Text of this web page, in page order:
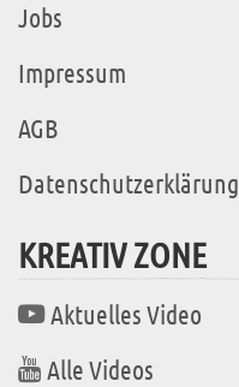
Jobs
Impressum
AGB
Datenschutzerklärung
KREATIV ZONE
Aktuelles Video
Alle Videos